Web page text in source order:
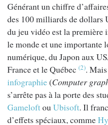
Générant un chiffre
des 100 milliards de dollars
du jeu vidéo est la première
le monde et une importante
numérique, du Japon aux
France et le Québec (2).
infographie(Computer
s’arrête pas à la porte des
GameloftouUbisoft. Il
d’effets spéciaux, comme